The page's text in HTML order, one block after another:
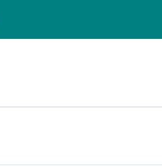
Series Tennis
the Necromancer